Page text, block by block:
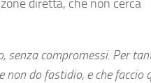
diretta, che non cerca
senza compromessi. Per
do fastidio, e che faccio